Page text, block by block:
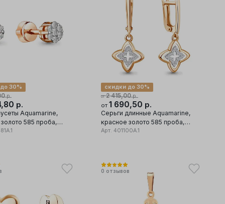
р.
30%
р.
Aquamarine,
585 проба,
от2 415,00р.
скидки до 30%
от 1 690,50 р.
Серьги длинные Aquamarine,
красное золото 585 проба,
вставка фианит
Арт. 401100А.1
0 отзывов